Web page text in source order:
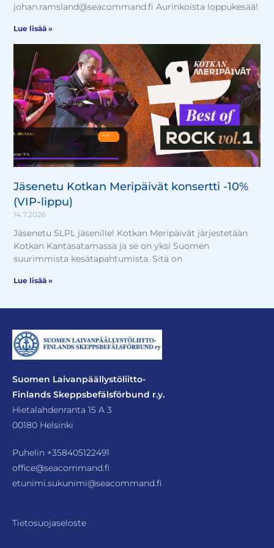
johan.ramsland@seacommand.fi Aurinkoista loppukesää!
Lue lisää »
Jäsenetu Kotkan Meripäivät konsertti -10%
(VIP-lippu)
14.7.2026
Jäsenetu SLPL jäsenille! Kotkan Meripäivät järjestetään
Kotkan Kantasatamassa ja se on yksi Suomen
suurimmista kesätapahtumista. Sitä on
Lue lisää »
Suomen Laivanpäällystöliitto-
Finlands Skeppsbefälsförbund r.y.
Hietalahdenranta 15 A 3
00180 Helsinki
Puhelin +358405122491
office@seacommand.fi
etunimi.sukunimi@seacommand.fi
Tietosuojaseloste